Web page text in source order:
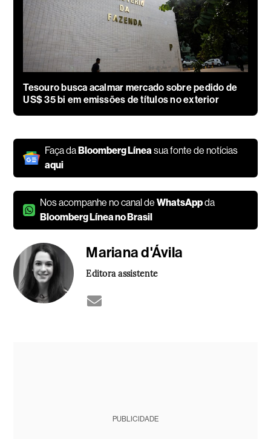
Tesouro busca acalmar mercado sobre pedido de
US$ 35 bi em emissões de títulos no exterior
Faça daBloomberg Líneasua fonte de notícias
aqui
Nos acompanhe no canal deWhatsAppda
Bloomberg Línea no Brasil
Mariana d'Ávila
Editora assistente
PUBLICIDADE